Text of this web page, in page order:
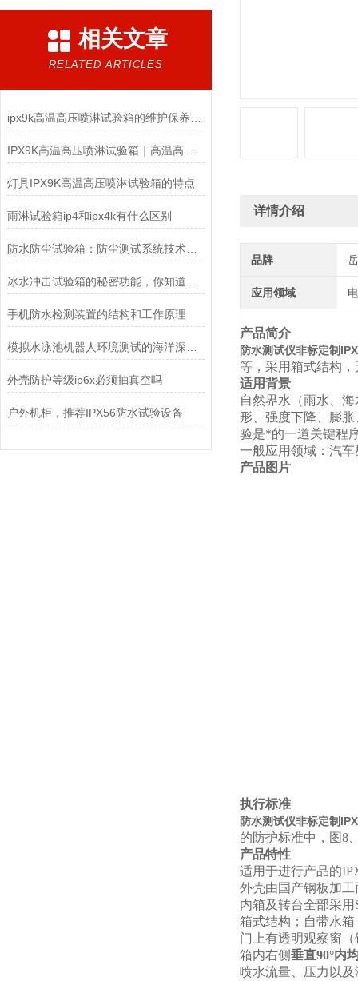
相关文章
RELATED ARTICLES
ipx9k高温高压喷淋试验箱的维护保养你了解多少？
灯具IPX9K高温高压喷淋试验箱的特点
雨淋试验箱ip4和ipx4k有什么区别
防水防尘试验箱：防尘测试系统技术解析与应用方案
手机防水检测装置的结构和工作原理
外壳防护等级ip6x必须抽真空吗
户外机柜，推荐IPX56防水试验设备
详情介绍
品牌
应用领域
产品简介
防水测试仪非标定制
等，采用箱式结构
适用背景
自然界水（雨水、
形、强度下降、膨
验是*的一道关键程
一般应用领域：汽
产品图片
执行标准
防水测试仪非标定制
的防护标准中，图8
产品特性
适用于进行产品的
外壳由国产钢板加
内箱及转台全部采
箱式结构；自带水
门上有透明观察窗
箱内右侧垂直90°内
喷水流量、压力以